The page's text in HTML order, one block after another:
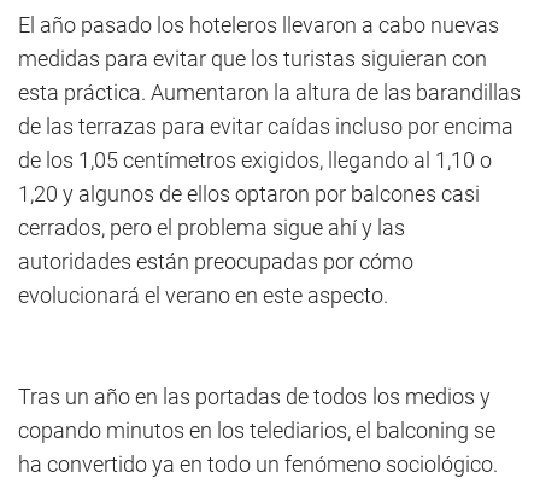
El año pasado los hoteleros llevaron a cabo nuevas
medidas para evitar que los turistas siguieran con
esta práctica. Aumentaron la altura de las barandillas
de las terrazas para evitar caídas incluso por encima
de los 1,05 centímetros exigidos, llegando al 1,10 o
1,20 y algunos de ellos optaron por balcones casi
cerrados, pero el problema sigue ahí y las
autoridades están preocupadas por cómo
evolucionará el verano en este aspecto.
Tras un año en las portadas de todos los medios y
copando minutos en los telediarios, el balconing se
ha convertido ya en todo un fenómeno sociológico.